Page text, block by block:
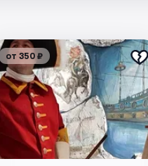
от 350 ₽